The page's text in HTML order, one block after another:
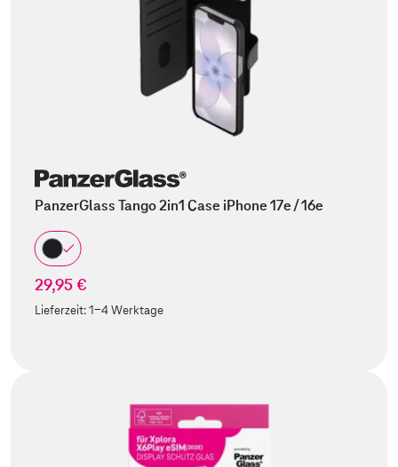
PanzerGlass Tango 2in1 Case iPhone 17e / 16e
29,95 €
Lieferzeit:1-4 Werktage